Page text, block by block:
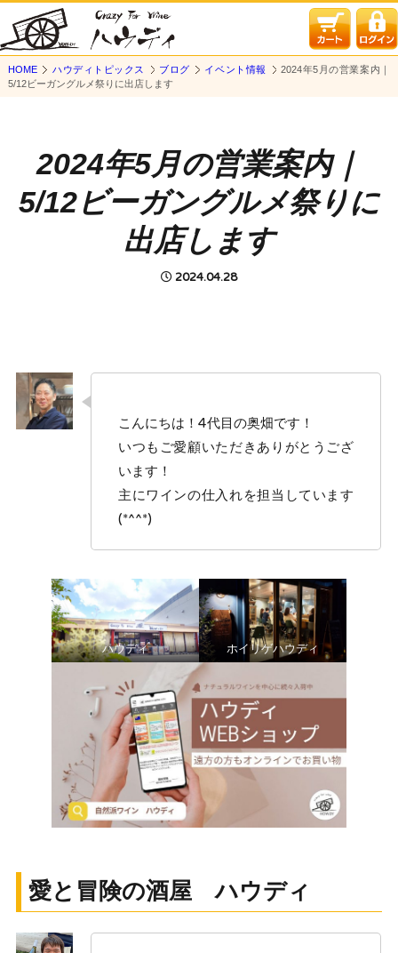
HOME ハウディトピックス ブログ イベント情報
2024年5月の営業案内｜
5/12ビーガングルメ祭りに出店します
2024年5月の営業案内｜
5/12ビーガングルメ祭りに
出店します
2024.04.28
こんにちは！4代目の奥畑です！
いつもご愛顧いただきありがとうござ
います！
主にワインの仕入れを担当しています
(*^^*)
ハウディ ホイリゲハウディ
愛と冒険の酒屋 ハウディ